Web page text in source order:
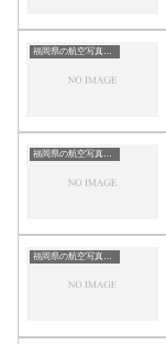
福岡県の航空写真・空中写真
福岡県の航空写真・空中写真
福岡県の航空写真・空中写真